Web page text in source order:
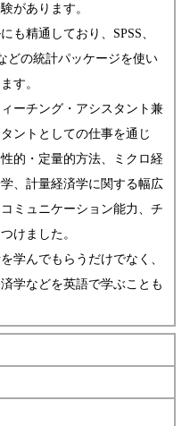
があります。
も精通しており、SPSS、
どの統計パッケージを使い
す。
ーチング・アシスタント兼
ントとしての仕事を通じ
的・定量的方法、ミクロ経
、計量経済学に関する幅広
ミュニケーション能力、チ
けました。
学んでもらうだけでなく、
学などを英語で学ぶことも